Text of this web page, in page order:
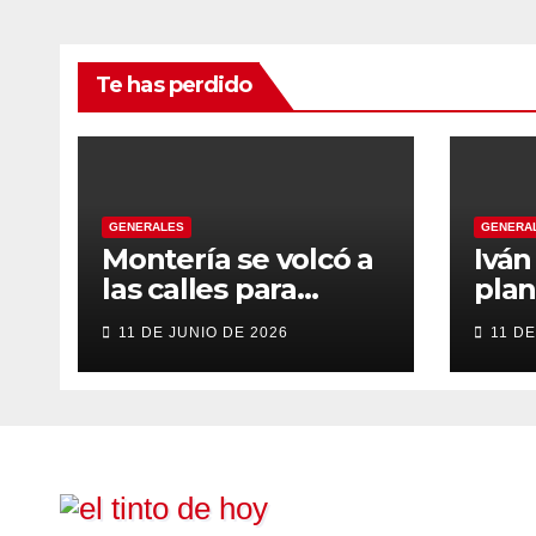
Te has perdido
GENERALES
Montería se volcó a
las calles para
recibir a Abelardo
De la Espriella
11 DE JUNIO DE 2026 11